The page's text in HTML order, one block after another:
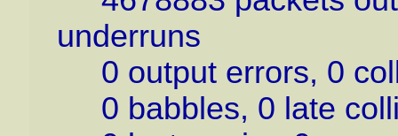
underruns
0 output errors, 0
0 babbles, 0 late